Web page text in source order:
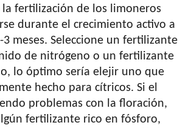
fertilización de los limoneros
durante el crecimiento activo a
3 meses. Seleccione un fertilizante
de nitrógeno o un fertilizante
lo óptimo sería elejir uno que
hecho para cítricos. Si el
problemas con la floración,
fertilizante rico en fósforo,